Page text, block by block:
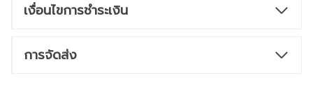
เงื่อนไขการชำระเงิน
การจัดส่ง